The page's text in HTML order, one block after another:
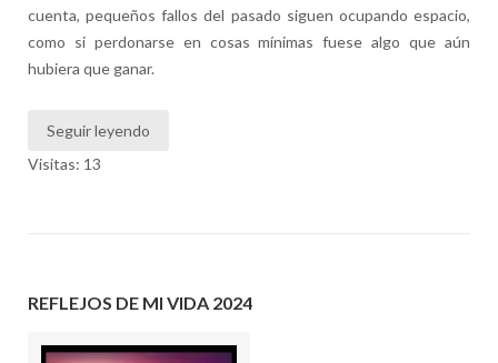
cuenta, pequeños fallos del pasado siguen ocupando espacio,
como si perdonarse en cosas mínimas fuese algo que aún
hubiera que ganar.
Seguir leyendo
Visitas: 13
REFLEJOS DE MI VIDA 2024